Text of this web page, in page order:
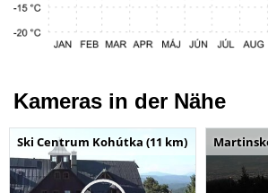
Kameras in der Nähe
Ski Centrum Kohútka (11 km)